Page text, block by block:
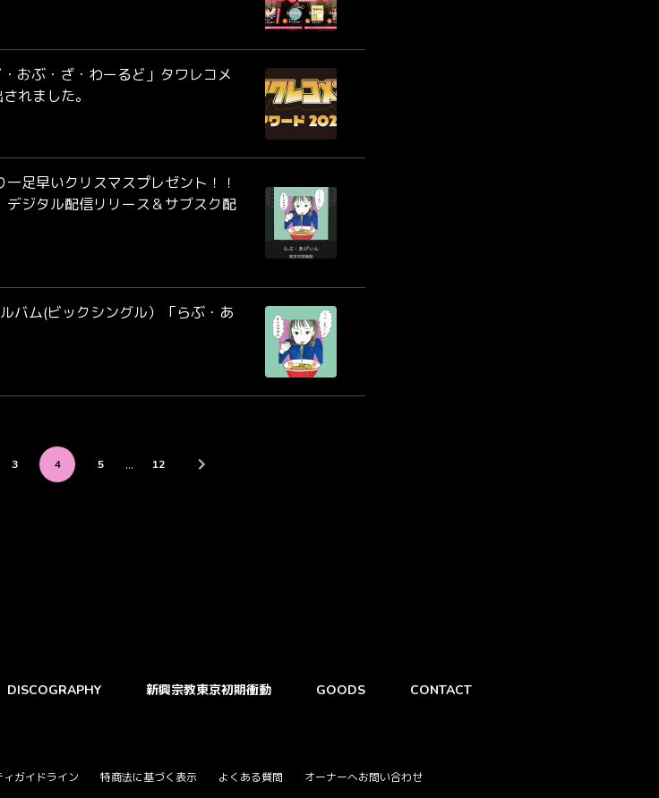
おぶ・ざ・わーるど」タワレコメ
れました。
足早いクリスマスプレゼント！！
ジタル配信リリース＆サブスク配
バム(ビックシングル）「らぶ・あ
3 4 5 … 12
DISCOGRAPHY 新興宗教東京初期衝動 GOODS CONTACT
ィガイドライン 特商法に基づく表示 よくある質問 オーナーへお問い合わせ